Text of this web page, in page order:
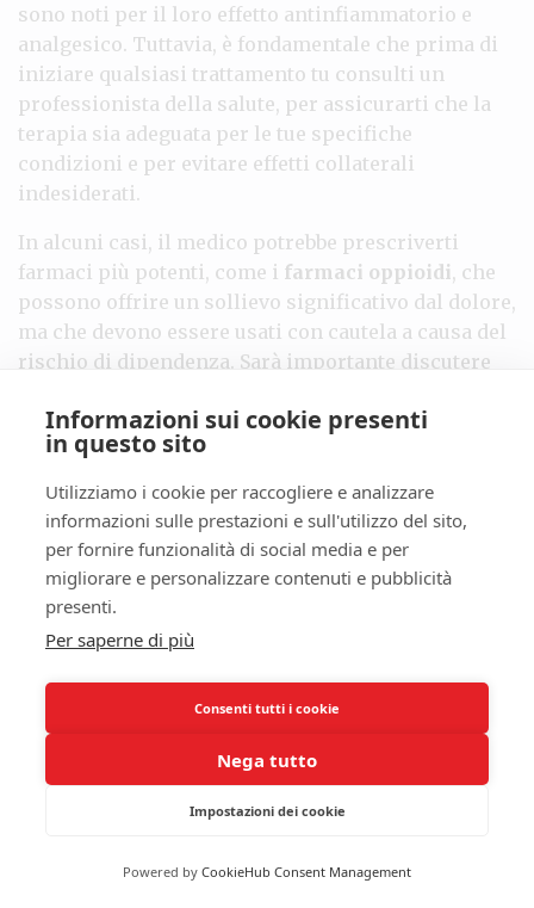
sono noti per il loro effetto antinfiammatorio e
analgesico. Tuttavia, è fondamentale che prima di
iniziare qualsiasi trattamento tu consulti un
professionista della salute, per assicurarti che la
terapia sia adeguata per le tue specifiche
condizioni e per evitare effetti collaterali
indesiderati.
In alcuni casi, il medico potrebbe prescriverti
farmaci più potenti, come i farmaci oppioidi, che
possono offrire un sollievo significativo dal dolore,
ma che devono essere usati con cautela a causa del
rischio di dipendenza. Sarà importante discutere
e ai rischi associati all’uso di questi farmaci.
Ricorda, l’obiettivo è quello di gestire
efficacemente il dolore senza compromettere la tua
salute generale.
In aggiunta, esistono anchefarmaci ad azione
localecome le iniezioni di cortisone, che possono
fornire un sollievo temporaneo ma efficace. Questi
trattamenti possono aiutarti non solo a ridurre il
dolore, ma anche a migliorare la tua capacità di
movimento, contribuendo così a migliorare la
qualità del sonno
. Tuttavia, la loro efficacia e durata
dell’azione possono variare, ed è importante
Approcci non farmacologici
Informazioni sui cookie presenti
in questo sito
Utilizziamo i cookie per raccogliere e analizzare
informazioni sulle prestazioni e sull'utilizzo del sito,
per fornire funzionalità di social media e per
migliorare e personalizzare contenuti e pubblicità
presenti.
Per saperne di più
Consenti tutti i cookie
Nega tutto
Impostazioni dei cookie
Powered by CookieHub Consent Management